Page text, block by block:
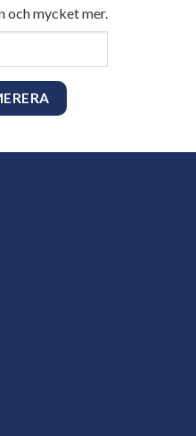
och mycket mer.